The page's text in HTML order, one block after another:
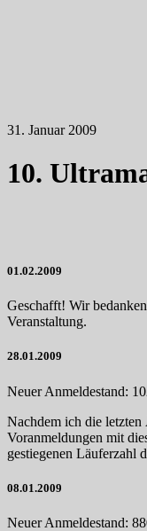
31. Januar 2009
10.
01.02.2009
Geschafft! Wir
Veranstaltung.
28.01.2009
Neuer Anmeldestand:
Nachdem ich die
Voranmeldungen mit
gestiegenen Läuferzahl
08.01.2009
Neuer Anmeldestand: